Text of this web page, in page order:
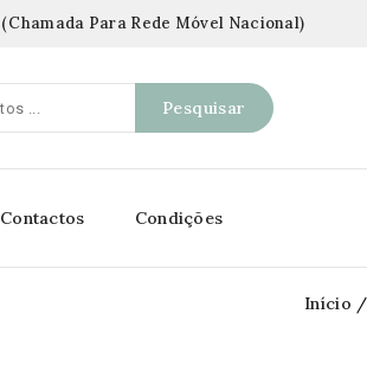
(Chamada Para Rede Móvel Nacional)
Pesquisar
Contactos Condições
Início